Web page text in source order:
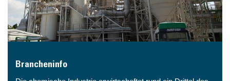
Brancheninfo